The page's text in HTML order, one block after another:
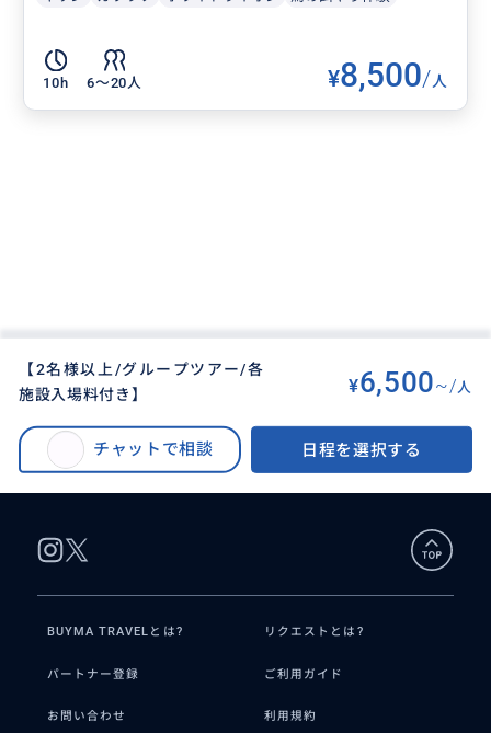
10h 6〜20人 ¥8,500/人
【2名様以上/グループツアー/各
施設入場料付き】
¥6,500~/人
チャットで相談 日程を選択する
超格安👍セブ島シティツアー⛪シラオガーデンやサントニーニョ教会など有名
観光名所に行ける🚌【1日で7ヶ所を周れる】
BUYMA TRAVELとは? リクエストとは?
パートナー登録 ご利用ガイド
お問い合わせ 利用規約